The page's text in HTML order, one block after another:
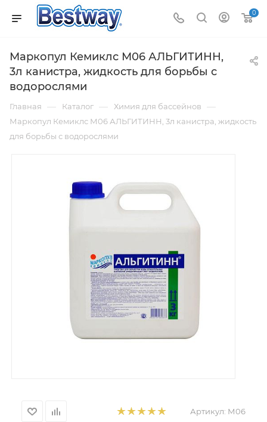
0
Маркопул Кемиклс М06 АЛЬГИТИНН,
3л канистра, жидкость для борьбы с
водорослями
Главная — Каталог — Химия для бассейнов —
Маркопул Кемиклс М06 АЛЬГИТИНН, 3л канистра, жидкость
для борьбы с водорослями
Артикул: М06